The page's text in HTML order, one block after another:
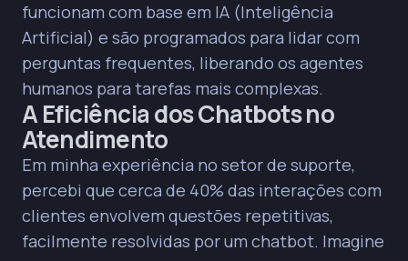
humano são essenciais para superar a
desconfiança.
Personalizar interações com chatbots,
utilizando histórico do cliente, aumenta a
confiança e a positividade da experiência
automatizada.
Chatbots são ferramentas complementares, não
substitutos completos para agentes humanos,
que continuam essenciais para empatia e
julgamento.
A combinação estratégica de automação e
interação humana é a chave para uma
funcionam com base em IA (Inteligência
Artificial) e são programados para lidar com
perguntas frequentes, liberando os agentes
humanos para tarefas mais complexas.
A Eficiência dos Chatbots no
Atendimento
Em minha experiência no setor de suporte,
percebi que cerca de 40% das interações com
clientes envolvem questões repetitivas,
facilmente resolvidas por um chatbot. Imagine